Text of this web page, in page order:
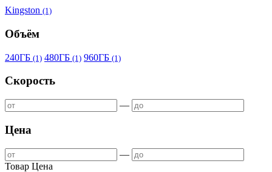
Kingston (1)
Объём
240ГБ (1) 480ГБ (1) 960ГБ (1)
Скорость
—
Цена
—
Товар Цена